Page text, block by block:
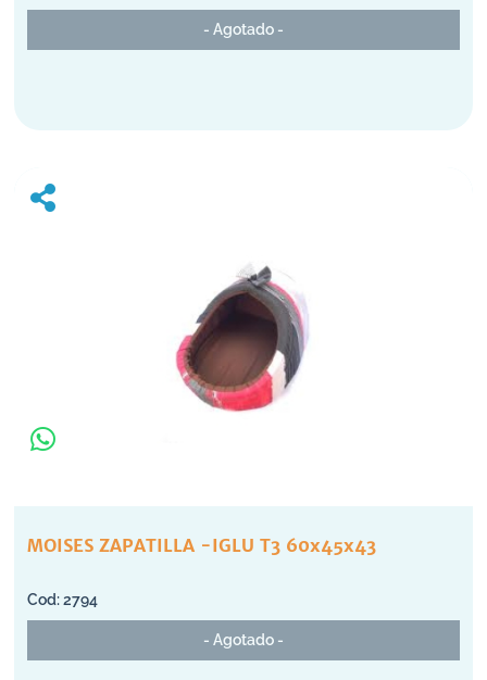
- Agotado -
MOISES ZAPATILLA -IGLU T3 60x45x43
2794
- Agotado -